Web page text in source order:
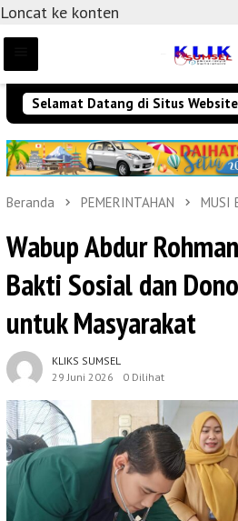
Loncat ke konten
Selamat Datang di Situs Website
Beranda PEMERINTAHAN MUSI
Wabup Abdur
Bakti Sosial dan
untuk Masyarakat
KLIKS SUMSEL
29 Juni 2026
0 Dilihat